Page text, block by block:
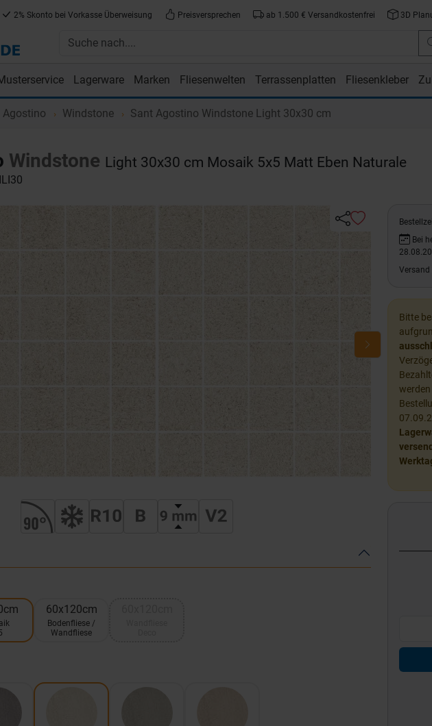
2% Skonto bei Vorkasse Überweisung Preisversprechen ab 1.500 € Versandkostenfrei 3D
Lagerware Marken Fliesenwelten Terrassenplatten Fliesenkleber
bei Fliesenrabatte.de
Agostino Windstone Sant Agostino Windstone Light 30x30 cm
Windstone Light 30x30 cm Mosaik 5x5 Matt Eben Naturale
60x120cm
Bodenfliese /
Wandfliese
Bei
Versand
Bitte
werden